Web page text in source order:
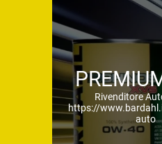
Rivenditore
https://
auto